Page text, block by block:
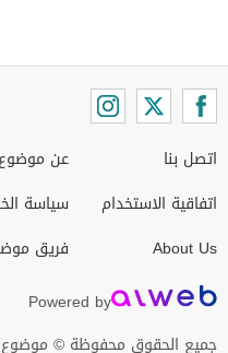
اتصل بنا
اتفاقية الاستخدام
About Us
عن موضوع
سياسة
فريق
Powered by
جميع الحقوق محفوظة © موضوع 2026